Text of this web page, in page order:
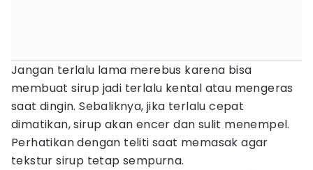
Jangan terlalu lama merebus karena bisa
membuat sirup jadi terlalu kental atau mengeras
saat dingin. Sebaliknya, jika terlalu cepat
dimatikan, sirup akan encer dan sulit menempel.
Perhatikan dengan teliti saat memasak agar
tekstur sirup tetap sempurna.